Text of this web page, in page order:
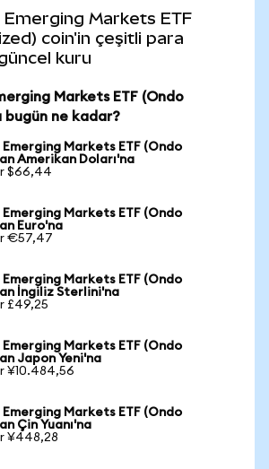
Emerging Markets ETF
coin'in çeşitli para
kuru
Markets ETF (Ondo
bugün ne kadar?
Emerging Markets ETF (Ondo
Amerikan Doları'na
$66,44
Emerging Markets ETF (Ondo
Euro'na
€57,47
Emerging Markets ETF (Ondo
İngiliz Sterlini'na
£49,25
Emerging Markets ETF (Ondo
Japon Yeni'na
¥10.484,56
Emerging Markets ETF (Ondo
Çin Yuanı'na
¥448,28